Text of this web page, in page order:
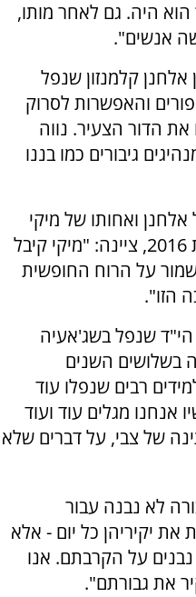
הוא היה. גם לאחר מותו,
אנשים".
אלחנן קלמנזון שנפל
והאפשרות לסרוק
את הדור הצעיר. נווה
גיבורים כמו בננו
אלחנן ואחותו של מיקי
מרק ז"ל, שנרצח בפיגוע בשנת 2016, ציינה: "מיקי קיבל
על הרוח החופשית
הזו".
שנפל בשג'אעיה
בישיבה בשלושים השנים
רבים שנפלו עוד
אנחנו מגלים עוד ועוד
של צבי, על דברים שלא
לא נבנה עבור
את יקיריהן כל יום - אלא
נבנים על הקרבתם. אנו
את גבורתם".